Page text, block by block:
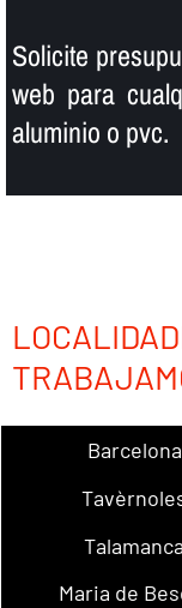
Solicite
web para
aluminio o pvc.
Barcelona
Talamanca
Maria de